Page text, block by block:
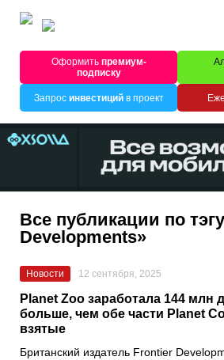
Оформитьпремиум-
подписку
Запрос инвестицийв проект
Все публикации по
Developments»
Новости 12 сентября, 2025
Planet Zoo заработала 144 млн
больше, чем обе части Planet
взятые
Британский издатель Frontier